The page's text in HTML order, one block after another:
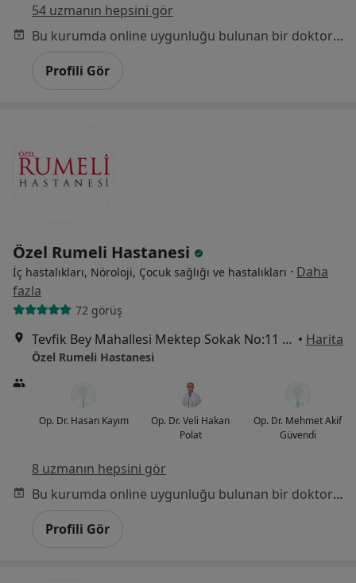
54 uzmanın hepsini gör
Bu kurumda online uygunluğu bulunan bir doktor veya uzman bulunamadı
Profili Gör
Özel Rumeli Hastanesi
İç hastalıkları, Nöroloji, Çocuk sağlığı ve hastalıkları · Daha
fazla
72 görüş
Tevfik Bey Mahallesi Mektep Sokak No:11 Sefaköy, Küçükçekmece • Harita
Özel Rumeli Hastanesi
Op. Dr. Hasan Kayım
Op. Dr. Veli Hakan
Polat
Op. Dr. Mehmet Akif
Güvendi
8 uzmanın hepsini gör
Bu kurumda online uygunluğu bulunan bir doktor veya uzman bulunamadı
Profili Gör